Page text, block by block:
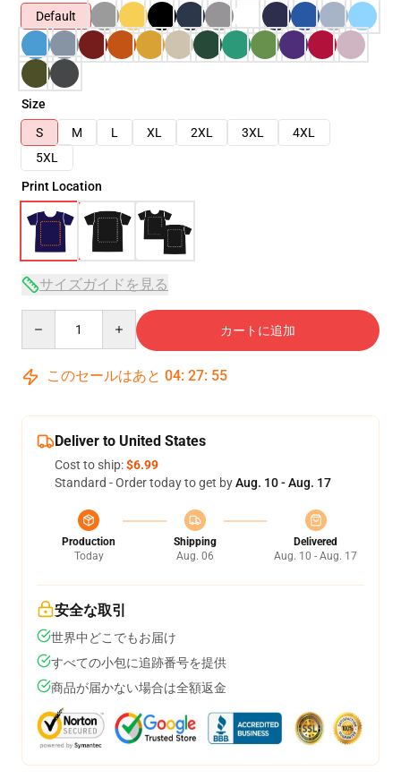
Default
Size
S
M L XL 2XL 3XL
4XL
5XL
Print Location
サイズガイドを見る
カートに追加
このセールはあと 04: 27: 54
Deliver to United States
Cost to ship:$6.99
Standard - Order today to get byAug. 10 - Aug. 17
Production
Today
Shipping
Aug. 06
Delivered
Aug. 10 - Aug. 17
安全な取引
世界中どこでもお届け
すべての小包に追跡番号を提供
商品が届かない場合は全額返金